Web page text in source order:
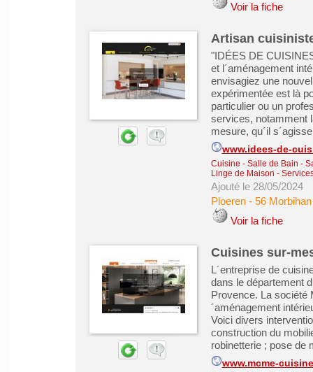
Voir la fiche
Artisan
"IDÉES DE
et l´aménagement
envisagiez une
expérimentée est là
particulier ou un
services, notamment
mesure, qu´il
www.idees-de-
Cuisine - Salle de Bain -
Linge de Maison -
Ajouté le 28/05/2024
Ploeren- 56 Morbihan
Voir la fiche
Cuisines sur-
L´entreprise de
dans le département
Provence. La société
´aménagement
Voici divers
construction du
robinetterie ; pose de
www.mcme-